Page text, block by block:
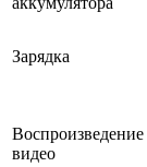
Зарядка
Воспроизведение
видео